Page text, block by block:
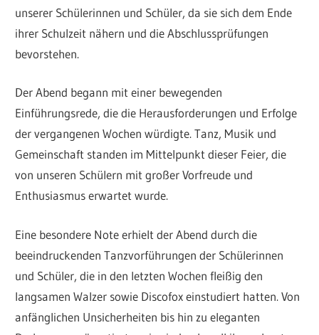
unserer Schülerinnen und Schüler, da sie sich dem Ende
ihrer Schulzeit nähern und die Abschlussprüfungen
bevorstehen.
Der Abend begann mit einer bewegenden
Einführungsrede, die die Herausforderungen und Erfolge
der vergangenen Wochen würdigte. Tanz, Musik und
Gemeinschaft standen im Mittelpunkt dieser Feier, die
von unseren Schülern mit großer Vorfreude und
Enthusiasmus erwartet wurde.
Eine besondere Note erhielt der Abend durch die
beeindruckenden Tanzvorführungen der Schülerinnen
und Schüler, die in den letzten Wochen fleißig den
langsamen Walzer sowie Discofox einstudiert hatten. Von
anfänglichen Unsicherheiten bis hin zu eleganten